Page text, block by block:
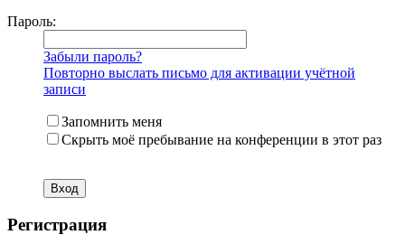
Пароль:
Забыли пароль?
Повторно выслать письмо для активации учётной
записи
Запомнить меня
Скрыть моё пребывание на конференции в этот раз
Регистрация